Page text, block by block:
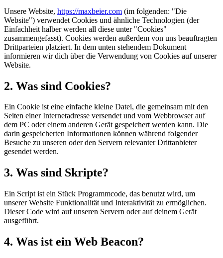
Unsere Website, https://maxbeier.com (im folgenden: "Die
Website") verwendet Cookies und ähnliche Technologien (der
Einfachheit halber werden all diese unter "Cookies"
zusammengefasst). Cookies werden außerdem von uns beauftragten
Drittparteien platziert. In dem unten stehendem Dokument
informieren wir dich über die Verwendung von Cookies auf unserer
Website.
2. Was sind Cookies?
Ein Cookie ist eine einfache kleine Datei, die gemeinsam mit den
Seiten einer Internetadresse versendet und vom Webbrowser auf
dem PC oder einem anderen Gerät gespeichert werden kann. Die
darin gespeicherten Informationen können während folgender
Besuche zu unseren oder den Servern relevanter Drittanbieter
gesendet werden.
3. Was sind Skripte?
Ein Script ist ein Stück Programmcode, das benutzt wird, um
unserer Website Funktionalität und Interaktivität zu ermöglichen.
Dieser Code wird auf unseren Servern oder auf deinem Gerät
ausgeführt.
4. Was ist ein Web Beacon?